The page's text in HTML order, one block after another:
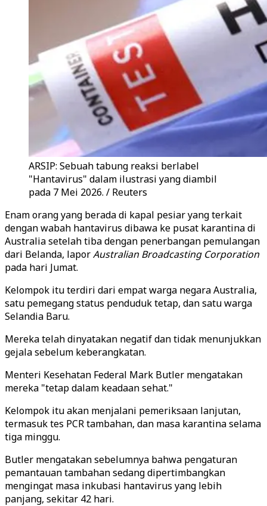
ARSIP: Sebuah tabung reaksi berlabel
"Hantavirus" dalam ilustrasi yang diambil
pada 7 Mei 2026. / Reuters
Enam orang yang berada di kapal pesiar yang terkait
dengan wabah hantavirus dibawa ke pusat karantina di
Australia setelah tiba dengan penerbangan pemulangan
dari Belanda, laporAustralian Broadcasting Corporation
pada hari Jumat.
Kelompok itu terdiri dari empat warga negara Australia,
satu pemegang status penduduk tetap, dan satu warga
Selandia Baru.
Mereka telah dinyatakan negatif dan tidak menunjukkan
gejala sebelum keberangkatan.
Menteri Kesehatan Federal Mark Butler mengatakan
mereka "tetap dalam keadaan sehat."
Kelompok itu akan menjalani pemeriksaan lanjutan,
termasuk tes PCR tambahan, dan masa karantina selama
tiga minggu.
Butler mengatakan sebelumnya bahwa pengaturan
pemantauan tambahan sedang dipertimbangkan
mengingat masa inkubasi hantavirus yang lebih
panjang, sekitar 42 hari.